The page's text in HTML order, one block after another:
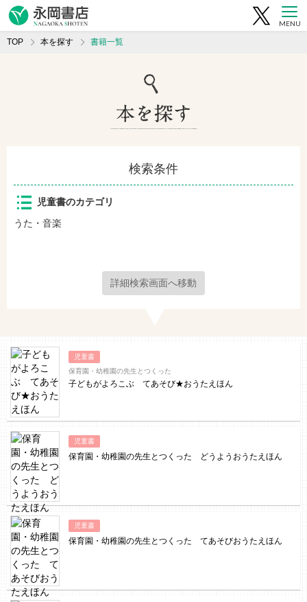
MENU
TOP 本を探す 書籍一覧
検索条件
児童書のカテゴリ
うた・音楽
詳細検索画面へ移動
児童書
保育園・幼稚園の先生とつくった
子どもがよろこぶ てあそび★おうたえほん
児童書
保育園・幼稚園の先生とつくった どうようおうたえほん
児童書
保育園・幼稚園の先生とつくった てあそびおうたえほん